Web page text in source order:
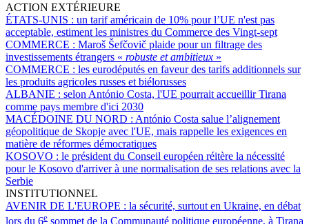
ACTION EXTÉRIEURE
ÉTATS-UNIS : un tarif américain de 10% pour l’UE n'est pas
acceptable, estiment les ministres du Commerce des Vingt-sept
COMMERCE : Maroš Šefčovič plaide pour un filtrage des
investissements étrangers « robuste et ambitieux »
COMMERCE : les eurodéputés en faveur des tarifs additionnels sur
les produits agricoles russes et biélorusses
ALBANIE : selon António Costa, l'UE pourrait accueillir Tirana
comme pays membre d'ici 2030
MACÉDOINE DU NORD : António Costa salue l’alignement
géopolitique de Skopje avec l'UE, mais rappelle les exigences en
matière de réformes démocratiques
KOSOVO : le président du Conseil européen réitère la nécessité
pour le Kosovo d'arriver à une normalisation de ses relations avec la
Serbie
INSTITUTIONNEL
AVENIR DE L'EUROPE : la sécurité, surtout en Ukraine, en débat
lors du 6e sommet de la Communauté politique européenne, à Tirana